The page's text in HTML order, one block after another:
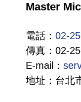
Master
電話：02-
傳真：02-
E-mail：
地址：台北